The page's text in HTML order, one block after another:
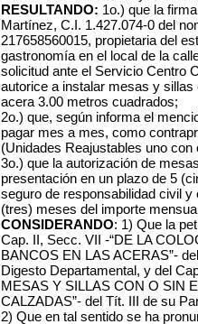
RESULTANDO: 1o.) que la
Martínez, C.I. 1.427.074-0 del
217658560015, propietaria del
gastronomía en el local de la
solicitud ante el Servicio Centro
autorice a instalar mesas y
acera 3.00 metros cuadrados;
2o.) que, según informa el
pagar mes a mes, como
(Unidades Reajustables uno
3o.) que la autorización de
presentación en un plazo de 5
seguro de responsabilidad civil
(tres) meses del importe
CONSIDERANDO: 1) Que la
Cap. II, Secc. VII -“DE LA
BANCOS EN LAS ACERAS”-
Digesto Departamental, y del
MESAS Y SILLAS CON O SIN
CALZADAS”- del Tít. III de su
2) Que en tal sentido se ha